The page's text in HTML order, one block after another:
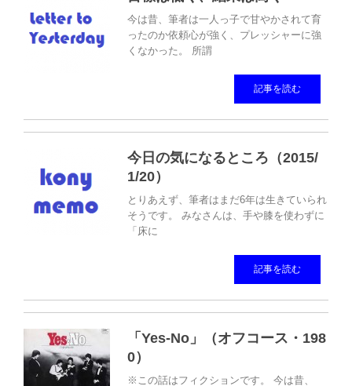
今は昔、筆者は一人っ子で甘やかされて育
ったのか依頼心が強く、プレッシャーに強
くなかった。 所謂
記事を読む
今日の気になるところ（2015/
1/20）
とりあえず、筆者はまだ6年は生きていられ
そうです。 みなさんは、手や膝を使わずに
「床に
記事を読む
「Yes-No」（オフコース・198
0）
※この話はフィクションです。 今は昔、